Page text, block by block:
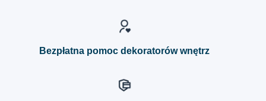
Bezpłatna pomoc dekoratorów wnętrz